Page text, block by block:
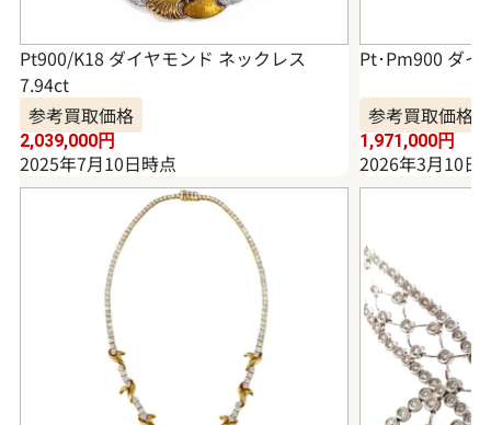
Pt900/K18 ダイヤモンド ネックレス
7.94ct
参考買取価格
2,039,000円
2025年7月10日時点
Pt･Pm900 ダイ
参考買取価格
1,971,000円
2026年3月10日